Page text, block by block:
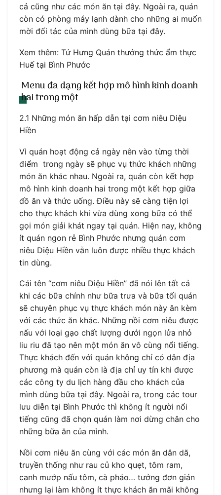
cả cũng như các món ăn tại đây. Ngoài ra, quán
còn có phòng máy lạnh dành cho những ai muốn
mời đối tác của mình dùng bữa tại đây.
Xem thêm: Tứ Hưng Quán thưởng thức ẩm thực
Huế tại Bình Phước
Menu đa dạng kết hợp mô hình kinh doanh
hai trong một
2.1 Những món ăn hấp dẫn tại cơm niêu Diệu
Hiền
Vì quán hoạt động cả ngày nên vào từng thời
điểm trong ngày sẽ phục vụ thức khách những
món ăn khác nhau. Ngoài ra, quán còn kết hợp
mô hình kinh doanh hai trong một kết hợp giữa
đồ ăn và thức uống. Điều này sẽ càng tiện lợi
cho thực khách khi vừa dùng xong bữa có thể
gọi món giải khát ngay tại quán. Hiện nay, không
ít quán ngon rẻ Bình Phước nhưng quán cơm
niêu Diệu Hiền vẫn luôn được nhiều thực khách
tin dùng.
Cái tên “cơm niêu Diệu Hiền” đã nói lên tất cả
khi các bữa chính như bữa trưa và bữa tối quán
sẽ chuyên phục vụ thực khách món này ăn kèm
với các thức ăn khác. Những nồi cơm niêu được
nấu với loại gạo chất lượng dưới ngọn lửa nhỏ
liu riu đã tạo nên một món ăn vô cùng nổi tiếng.
Thực khách đến với quán không chỉ có dân địa
phương mà quán còn là địa chỉ uy tín khi được
các công ty du lịch hàng đầu cho khách của
mình dùng bữa tại đây. Ngoài ra, trong các tour
lưu diễn tại Bình Phước thì không ít người nổi
tiếng cũng đã chọn quán làm nơi dừng chân cho
những bữa ăn của mình.
Nồi cơm niêu ăn cùng với các món ăn dân dã,
truyền thống như rau củ kho quẹt, tôm ram,
canh mướp nấu tôm, cà pháo… tưởng đơn giản
nhưng lại làm không ít thực khách ăn mãi không